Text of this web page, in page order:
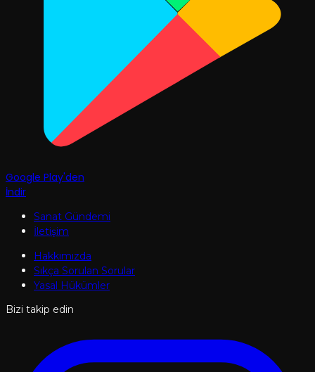
Google Play'den
İndir
Sanat Gündemi
İletişim
Hakkımızda
Sıkça Sorulan Sorular
Yasal Hükümler
Bizi takip edin